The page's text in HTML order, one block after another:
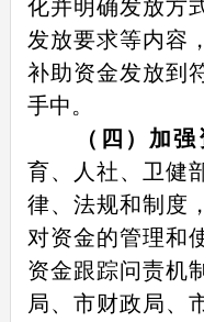
化并明确发放方
发放要求等内容
补助资金发放到
手中。
（四）加强
育、人社、卫健
律、法规和制度
对资金的管理和
资金跟踪问责机
局、市财政局、